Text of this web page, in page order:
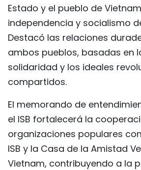
Estado y el pueblo de
independencia y socialismo
Destacó las relaciones
ambos pueblos, basadas en
solidaridad y los ideales
compartidos.
El memorando de
el ISB fortalecerá la
organizaciones populares
ISB y la Casa de la Amistad
Vietnam, contribuyendo a la